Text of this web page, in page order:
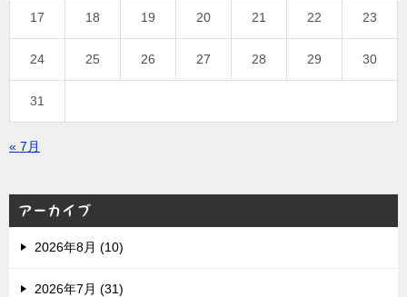
17 18 19 20 21 22 23
24 25 26 27 28 29 30
31
« 7月
アーカイブ
2026年8月 (10)
2026年7月 (31)